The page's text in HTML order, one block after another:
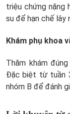
triệu chứng nặng
su để hạn chế lây
Khám phụ khoa
Thăm khám
Đặc biệt từ tuần
nhóm B để đánh